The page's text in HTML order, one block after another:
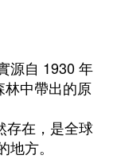
源自 1930 年
林中帶出的原
存在，是全球
方。